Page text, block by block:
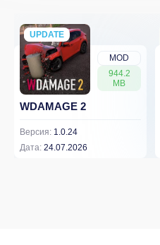
MOD
944.2
MB
UPDATE
NEW
WDAMAGE 2
Версия: 1.0.24
Дата: 24.07.2026